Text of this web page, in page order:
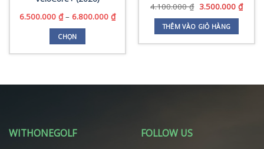
6.500.000 ₫ – 6.800.000 ₫Khoảng
6.500.000 ₫
đến
CHỌN
có
Các
4.100.000₫ Giá
là:
4.100.000 ₫.
3.500.000 ₫Giá
THÊM VÀO GIỎ HÀNG
WITHONEGOLF FOLLOW US